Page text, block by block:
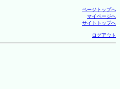
ページトップへ
マイページへ
サイトトップへ
ログアウト